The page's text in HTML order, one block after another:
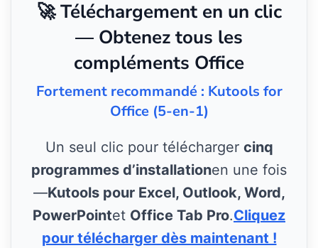
🚀 Téléchargement en un clic
— Obtenez tous les
compléments Office
Fortement recommandé : Kutools for
Office (5-en-1)
Un seul clic pour télécharger cinq
programmes d’installationen une fois
—Kutools pour Excel, Outlook, Word,
PowerPointet Office Tab Pro.Cliquez
pour télécharger dès maintenant !